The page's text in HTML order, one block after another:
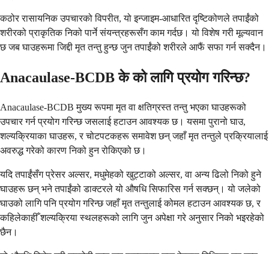
कठोर रासायनिक उपचारको विपरीत, यो इन्जाइम-आधारित दृष्टिकोणले तपाईंको
शरीरको प्राकृतिक निको पार्ने संयन्त्रहरूसँग काम गर्दछ। यो विशेष गरी मूल्यवान
छ जब घाउहरूमा जिद्दी मृत तन्तु हुन्छ जुन तपाईंको शरीरले आफैं सफा गर्न सक्दैन।
Anacaulase-BCDB के को लागि प्रयोग गरिन्छ?
Anacaulase-BCDB मुख्य रूपमा मृत वा क्षतिग्रस्त तन्तु भएका घाउहरूको
उपचार गर्न प्रयोग गरिन्छ जसलाई हटाउन आवश्यक छ। यसमा पुरानो घाउ,
शल्यक्रियाका घाउहरू, र चोटपटकहरू समावेश छन् जहाँ मृत तन्तुले प्रक्रियालाई
अवरुद्ध गरेको कारण निको हुन रोकिएको छ।
यदि तपाईंसँग प्रेसर अल्सर, मधुमेहको खुट्टाको अल्सर, वा अन्य ढिलो निको हुने
घाउहरू छन् भने तपाईंको डाक्टरले यो औषधि सिफारिस गर्न सक्छन्। यो जलेको
घाउको लागि पनि प्रयोग गरिन्छ जहाँ मृत तन्तुलाई कोमल हटाउन आवश्यक छ, र
कहिलेकाहीँ शल्यक्रिया स्थलहरूको लागि जुन अपेक्षा गरे अनुसार निको भइरहेको
छैन।